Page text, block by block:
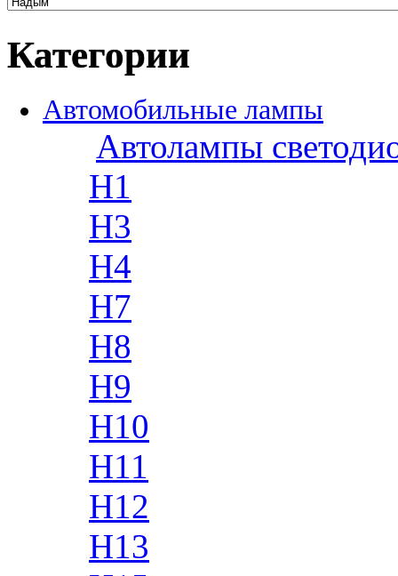
Категории
Автомобильные лампы
Автолампы
H1
H3
H4
H7
H8
H9
H10
H11
H12
H13